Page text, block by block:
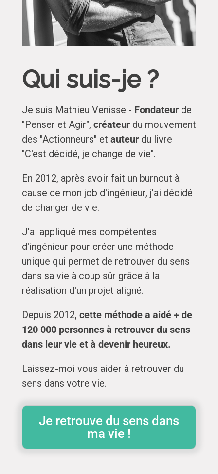
Qui suis-je ?
Je suis Mathieu Venisse - Fondateurde
"Penser et Agir", créateurdu mouvement
des "Actionneurs" et auteurdu livre
"C'est décidé, je change de vie".
En 2012, après avoir fait un burnout à
cause de mon job d'ingénieur, j'ai décidé
de changer de vie.
J'ai appliqué mes compétentes
d'ingénieur pour créer une méthode
unique qui permet de retrouver du sens
dans sa vie à coup sûr grâce à la
réalisation d'un projet aligné.
Depuis 2012, cette méthode a aidé + de
120 000 personnes à retrouver du sens
dans leur vie et à devenir heureux.
Laissez-moi vous aider à retrouver du
sens dans votre vie.
Je retrouve du sens dans
ma vie !